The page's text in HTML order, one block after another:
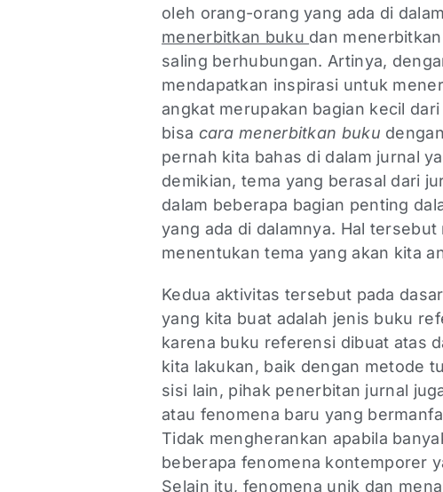
oleh orang-orang yang ada di
menerbitkan buku dan
saling berhubungan. Artinya,
mendapatkan inspirasi untuk
angkat merupakan bagian kecil
bisa cara menerbitkan buku
pernah kita bahas di dalam jurnal
demikian, tema yang berasal dari
dalam beberapa bagian penting
yang ada di dalamnya. Hal
menentukan tema yang akan kita
Kedua aktivitas tersebut pada
yang kita buat adalah jenis buku
karena buku referensi dibuat atas
kita lakukan, baik dengan metode
sisi lain, pihak penerbitan jurnal
atau fenomena baru yang
Tidak mengherankan apabila
beberapa fenomena kontemporer
Selain itu, fenomena unik dan